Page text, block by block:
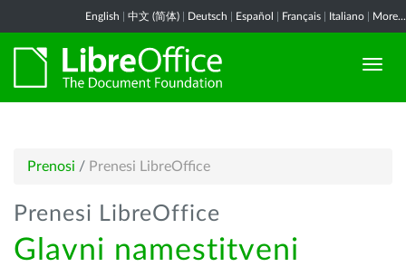
English 中文 (简体) Deutsch Español Français Italiano More...
Prenosi / Prenesi LibreOffice
Prenesi LibreOffice
Glavni namestitveni